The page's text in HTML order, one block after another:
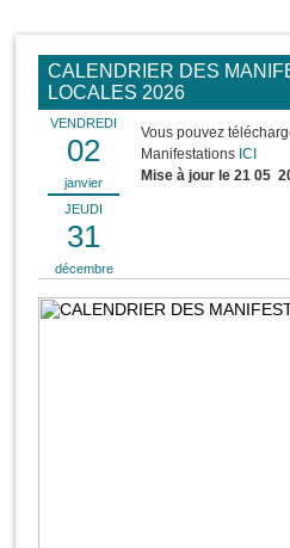
CALENDRIER DES
LOCALES 2026
VENDREDI
02
janvier
JEUDI
31
décembre
Vous pouvez
Manifestations ICI
Mise à jour le 21 05